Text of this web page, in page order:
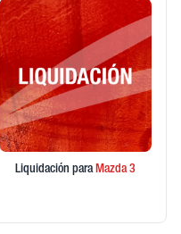
Liquidación para Mazda3